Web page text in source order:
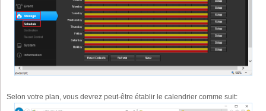
Selon votre plan, vous devrez peut-être établir le calendrier comme suit: